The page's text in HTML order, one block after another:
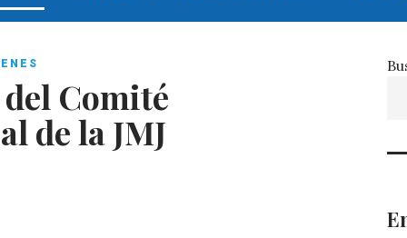
Comité
de la JMJ